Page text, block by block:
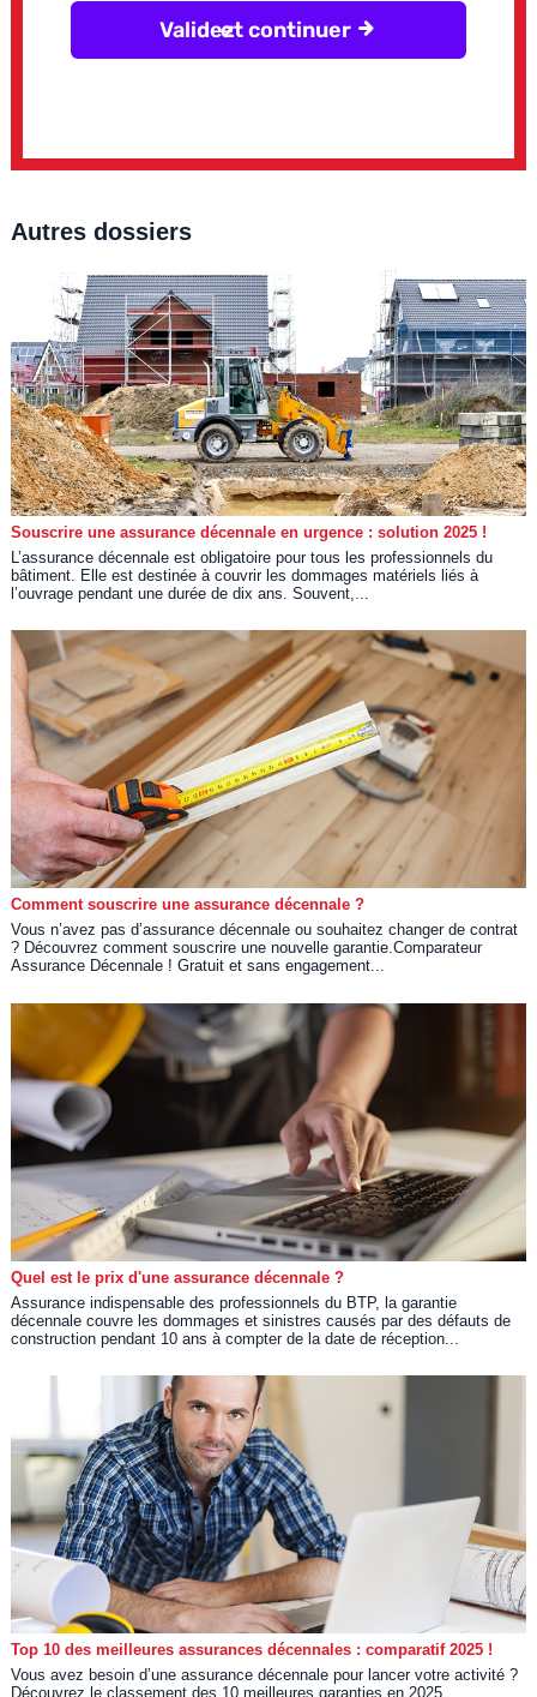
Autres dossiers
Souscrire une assurance décennale en urgence : solution 2025 !
L’assurance décennale est obligatoire pour tous les professionnels du
bâtiment. Elle est destinée à couvrir les dommages matériels liés à
l’ouvrage pendant une durée de dix ans. Souvent,...
Comment souscrire une assurance décennale ?
Vous n’avez pas d’assurance décennale ou souhaitez changer de contrat
? Découvrez comment souscrire une nouvelle garantie.Comparateur
Assurance Décennale ! Gratuit et sans engagement...
Quel est le prix d'une assurance décennale ?
Assurance indispensable des professionnels du BTP, la garantie
décennale couvre les dommages et sinistres causés par des défauts de
construction pendant 10 ans à compter de la date de réception...
Top 10 des meilleures assurances décennales : comparatif 2025 !
Vous avez besoin d’une assurance décennale pour lancer votre activité ?
Découvrez le classement des 10 meilleures garanties en 2025.